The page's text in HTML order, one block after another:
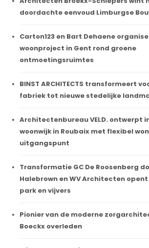
doordachte eenvoud Limburgse
Carton123 en Bart Dehaene
woonproject in Gent rond groene
ontmoetingsruimtes
BINST ARCHITECTS transformeert
fabriek tot nieuwe stedelijke
Architectenbureau VELD. ontwerpt
woonwijk in Roubaix met flexibel
uitgangspunt
Transformatie GC De Roosenberg
Halebrown en WV Architecten
park en vijvers
Pionier van de moderne
Boeckx overleden